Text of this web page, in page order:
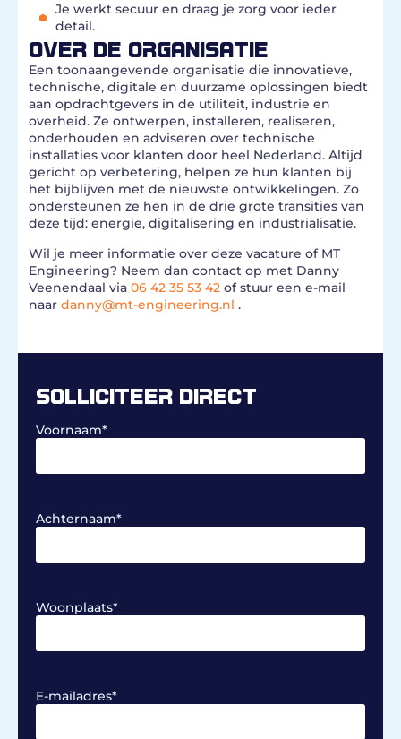
Je werkt secuur en draag je zorg voor ieder
detail.
OVER DE ORGANISATIE
Een toonaangevende organisatie die innovatieve,
technische, digitale en duurzame oplossingen biedt
aan opdrachtgevers in de utiliteit, industrie en
overheid. Ze ontwerpen, installeren, realiseren,
onderhouden en adviseren over technische
installaties voor klanten door heel Nederland. Altijd
gericht op verbetering, helpen ze hun klanten bij
het bijblijven met de nieuwste ontwikkelingen. Zo
ondersteunen ze hen in de drie grote transities van
deze tijd: energie, digitalisering en industrialisatie.
Wil je meer informatie over deze vacature of MT
Engineering? Neem dan contact op met Danny
Veenendaal via 06 42 35 53 42 of stuur een e-mail
naar danny@mt-engineering.nl .
SOLLICITEER DIRECT
Voornaam*
Achternaam*
Woonplaats*
E-mailadres*